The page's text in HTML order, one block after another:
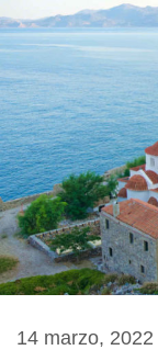
14 marzo, 2022